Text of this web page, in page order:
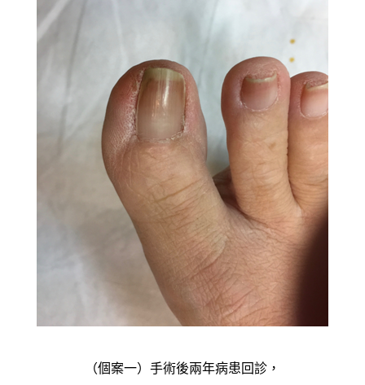
（個案一）手術後兩年病患回診，